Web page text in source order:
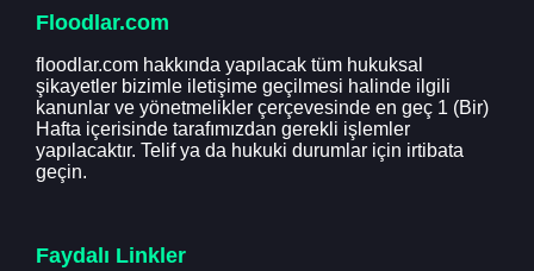
Floodlar.com
floodlar.com hakkında yapılacak tüm hukuksal
şikayetler bizimle iletişime geçilmesi halinde ilgili
kanunlar ve yönetmelikler çerçevesinde en geç 1 (Bir)
Hafta içerisinde tarafımızdan gerekli işlemler
yapılacaktır. Telif ya da hukuki durumlar için irtibata
geçin.
Faydalı Linkler